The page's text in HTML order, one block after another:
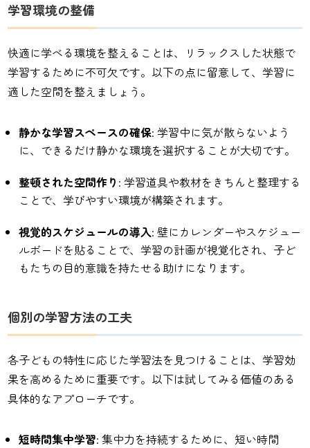
学習環境の整備
快適に学べる環境を整えることは、リラックスした状態で
学習するために不可欠です。以下の点に留意して、学習に
適した空間を整えましょう。
静かな学習スペースの確保: 学習中に気が散らないよう
に、できるだけ静かな環境を選択することが大切です。
整頓された空間作り : 学習道具や教材をきちんと整理する
ことで、学びやすい環境が構築されます。
視覚的スケジュールの導入: 壁にカレンダーやスケジュー
ルボードを貼ることで、学習の計画が視覚化され、子ど
もたちの目的意識を持たせる助けになります。
個別の学習方法の工夫
各子どもの特性に応じた学習法を見つけることは、学習効
果を高めるために重要です。以下は試してみる価値のある
具体的なアプローチです。
短時間集中学習: 集中力を持続するために、短い時間